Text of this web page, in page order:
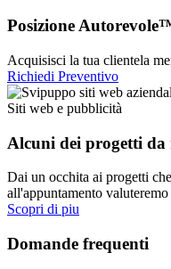
Posizione
Acquisisci la tua clientela
Richiedi Preventivo
Siti web e pubblicità
Alcuni dei progetti da
Dai un occhita ai progetti
all'appuntamento
Scopri di piu
Domande frequenti